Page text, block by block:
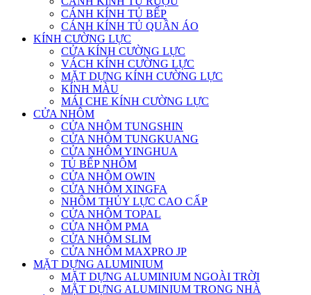
CÁNH KÍNH TỦ BẾP
CÁNH KÍNH TỦ QUẦN ÁO
KÍNH CƯỜNG LỰC
CỬA KÍNH CƯỜNG LỰC
VÁCH KÍNH CƯỜNG LỰC
MẶT DỰNG KÍNH CƯỜNG LỰC
KÍNH MÀU
MÁI CHE KÍNH CƯỜNG LỰC
CỬA NHÔM
CỬA NHÔM TUNGSHIN
CỬA NHÔM TUNGKUANG
CỬA NHÔM YINGHUA
TỦ BẾP NHÔM
CỬA NHÔM OWIN
CỬA NHÔM XINGFA
NHÔM THỦY LỰC CAO CẤP
CỬA NHÔM TOPAL
CỬA NHÔM PMA
CỬA NHÔM SLIM
CỬA NHÔM MAXPRO JP
MẶT DỰNG ALUMINIUM
MẶT DỰNG ALUMINIUM NGOÀI TRỜI
MẶT DỰNG ALUMINIUM TRONG NHÀ